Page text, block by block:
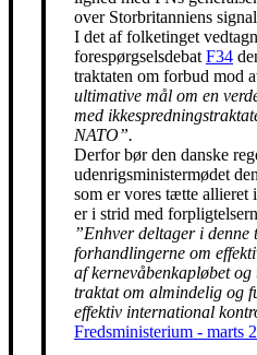
over Storbritanniens
I det af folketinget
forespørgselsdebat F34
traktaten om forbud mod
ultimative mål om en
med
NATO”.
Derfor bør den danske
udenrigsministermødet
som er vores tætte allieret
er i strid med
”Enhver deltager i
forhandlingerne om
af kernevåbenkapløbet
traktat om almindelig og
effektiv international
Fredsministerium - marts